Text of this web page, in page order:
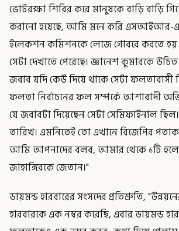
ভোটরক্ষা শিবির করে মানুষকে বাড়ি বাড়ি
করানো হয়েছে, আমি মনে করি এসআইআর-
ইলেকশন কমিশনকে লেজে গোবরে করতে
সেটা দেখাতে পেরেছে। জ্ঞানেশ কুমারকে
জবাব যদি কেউ দিয়ে থাকে সেটা ফলতাবাসী
ফলতা নির্বাচনের ফল সম্পর্কে আশাবাদী
যে জবাবটা দিয়েছেন সেটা সেমিফাইনাল
তারিখ। এমনিতেই তো এখানে বিজেপির
আমি আপনাদের বলব, আমার থেকে ১টি
জাহাঙ্গিরকে জেতান।"
ডায়মন্ড হারবারের সংসদের প্রতিশ্রুতি,
হারবারকে এক নম্বর করেছি, এবার ডায়মন্ড